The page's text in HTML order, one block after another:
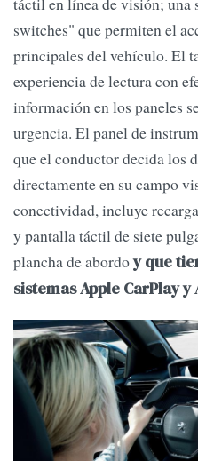
switches" que permiten el
principales del vehículo. El
experiencia de lectura con
información en los paneles
urgencia. El panel de
que el conductor decida los
directamente en su campo
conectividad, incluye
y pantalla táctil de siete
plancha de abordoy que
sistemas Apple CarPlay